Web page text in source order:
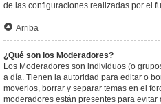
de las configuraciones realizadas por el
Arriba
¿Qué son los Moderadores?
Los Moderadores son individuos (o
a día. Tienen la autoridad para editar o
moverlos, borrar y separar temas en el
moderadores están presentes para